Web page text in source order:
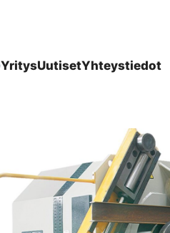
YritysUutisetYhteystiedot